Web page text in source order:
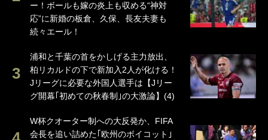
ー！ボールも嫁の炎上も収める“神対
応”に新婚の板倉、久保、長友夫妻も
続々エール！
浦和と千葉の首をかしげる主力放出、
柏リカルドの下で新加入2人が化ける！
Jリーグに必要な外国人選手は【Jリー
グ開幕｢初めての秋春制｣の大激論】(4)
W杯クオーター制への大反発か、FIFA
会長を追い詰めた｢欧州のボイコット｣